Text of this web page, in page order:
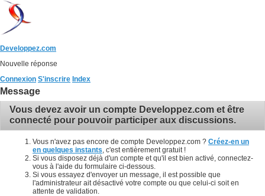
Developpez.com
Nouvelle réponse
Connexion S'inscrire Index
Message
Vous devez avoir un compte Developpez.com et être
connecté pour pouvoir participer aux discussions.
Vous n'avez pas encore de compte Developpez.com ? Créez-en un
en quelques instants , c'est entièrement gratuit !
Si vous disposez déjà d'un compte et qu'il est bien activé, connectez-
vous à l'aide du formulaire ci-dessous.
Si vous essayez d'envoyer un message, il est possible que
l'administrateur ait désactivé votre compte ou que celui-ci soit en
attente de validation.